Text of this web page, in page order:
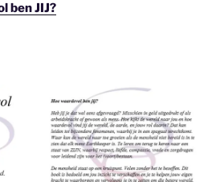
ben JIJ?